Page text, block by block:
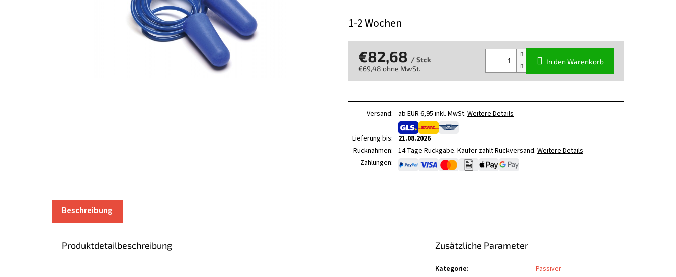
1-2 Wochen
€82,68 / Stck
€69,48 ohne MwSt.
In den Warenkorb
Versand: ab EUR 6,95 inkl. MwSt. Weitere Details
Lieferung bis:
21.08.2026
Rücknahmen: 14 Tage Rückgabe. Käufer zahlt Rückversand. Weitere Details
Zahlungen:
Beschreibung
Produktdetailbeschreibung Zusätzliche Parameter
Kategorie:
Passiver